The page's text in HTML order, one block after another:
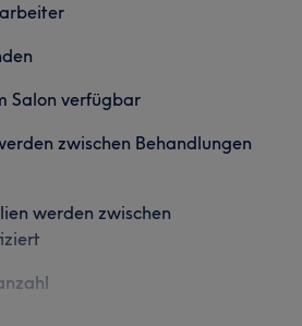
Salon verfügbar
zwischen Behandlungen
werden zwischen